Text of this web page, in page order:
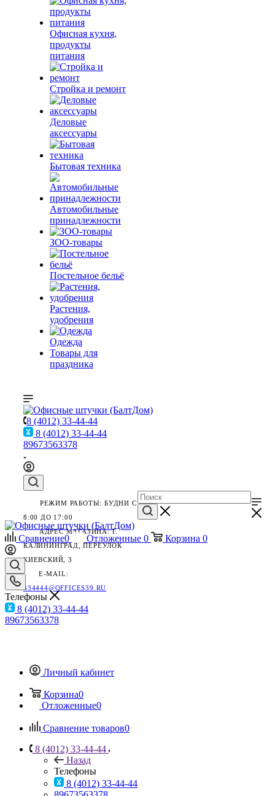
Офисная кухня,
продукты
питания
Стройка и ремонт
Деловые
аксессуары
Бытовая техника
Автомобильные
принадлежности
ЗОО-товары
Постельное бельё
Растения,
удобрения
Одежда
Товары для
праздника
8 (4012) 33-44-44
8 (4012) 33-44-44
89673563378
РЕЖИМ РАБОТЫ: БУДНИ С
8:00 ДО 17:00
АДРЕС МАГАЗИНА: Г.
КАЛИНИНГРАД, ПЕРЕУЛОК
КИЕВСКИЙ, 3
E-MAIL:
334444@OFFICES39.RU
Сравнение0 Отложенные 0 Корзина 0
Телефоны
8 (4012) 33-44-44
89673563378
Личный кабинет
Корзина0
Отложенные0
Сравнение товаров0
8 (4012) 33-44-44
Назад
Телефоны
8 (4012) 33-44-44